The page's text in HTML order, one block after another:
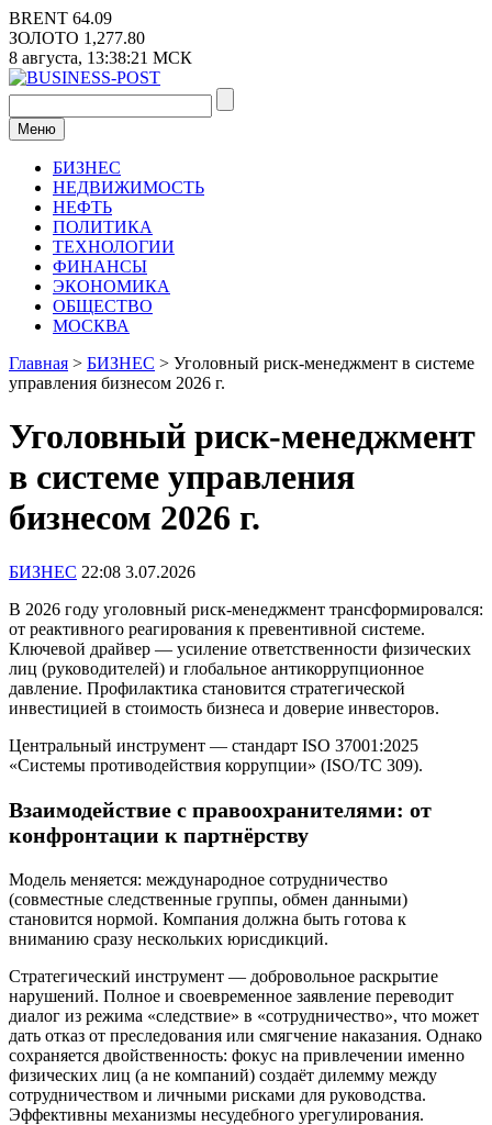
Перейти
к
содержимому
BRENT 64.09
ЗОЛОТО 1,277.80
8 августа, 13:38:22 МСК
Меню
БИЗНЕС
НЕДВИЖИМОСТЬ
НЕФТЬ
ПОЛИТИКА
ТЕХНОЛОГИИ
ФИНАНСЫ
ЭКОНОМИКА
ОБЩЕСТВО
МОСКВА
Главная > БИЗНЕС > Уголовный риск-менеджмент в системе
управления бизнесом 2026 г.
Уголовный риск-менеджмент
в системе управления
бизнесом 2026 г.
БИЗНЕС 22:08 3.07.2026
В 2026 году уголовный риск-менеджмент трансформировался:
от реактивного реагирования к превентивной системе.
Ключевой драйвер — усиление ответственности физических
лиц (руководителей) и глобальное антикоррупционное
давление. Профилактика становится стратегической
инвестицией в стоимость бизнеса и доверие инвесторов.
Центральный инструмент — стандарт ISO 37001:2025
«Системы противодействия коррупции» (ISO/TC 309).
Взаимодействие с правоохранителями: от
конфронтации к партнёрству
Модель меняется: международное сотрудничество
(совместные следственные группы, обмен данными)
становится нормой. Компания должна быть готова к
вниманию сразу нескольких юрисдикций.
Стратегический инструмент — добровольное раскрытие
нарушений. Полное и своевременное заявление переводит
диалог из режима «следствие» в «сотрудничество», что может
дать отказ от преследования или смягчение наказания. Однако
сохраняется двойственность: фокус на привлечении именно
физических лиц (а не компаний) создаёт дилемму между
сотрудничеством и личными рисками для руководства.
Эффективны механизмы несудебного урегулирования.